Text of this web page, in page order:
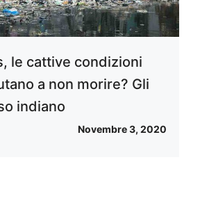
le cattive condizioni
a non morire? Gli
indiano
Novembre 3, 2020